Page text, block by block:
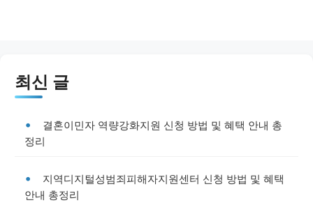
최신 글
결혼이민자 역량강화지원 신청 방법 및 혜택 안내 총
정리
지역디지털성범죄피해자지원센터 신청 방법 및 혜택
안내 총정리